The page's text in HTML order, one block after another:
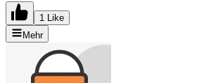
1 Like
Mehr